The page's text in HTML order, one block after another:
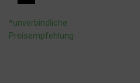
*unverbindliche
Preisempfehlung